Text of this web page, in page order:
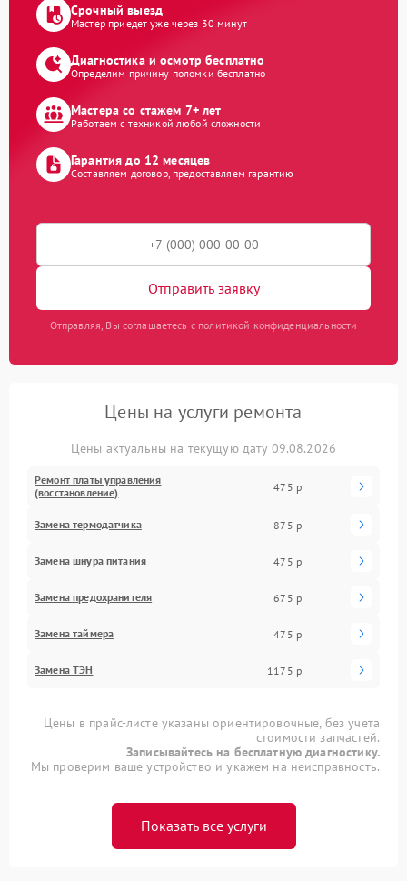
Срочный выезд
Мастер приедет уже через 30 минут
Диагностика и осмотр бесплатно
Определим причину поломки бесплатно
Мастера со стажем 7+ лет
Работаем с техникой любой сложности
Гарантия до 12 месяцев
Составляем договор, предоставляем гарантию
Отправить заявку
Отправляя, Вы соглашаетесь с политикой конфиденциальности
Цены на услуги ремонта
Цены актуальны на текущую дату 09.08.2026
Ремонт платы управления
(восстановление)
475 р
Замена термодатчика 875 р
Замена шнура питания 475 р
Замена предохранителя 675 р
Замена таймера 475 р
Замена ТЭН 1175 р
Цены в прайс-листе указаны ориентировочные, без учета
стоимости запчастей.
Записывайтесь на бесплатную диагностику.
Мы проверим ваше устройство и укажем на неисправность.
Показать все услуги